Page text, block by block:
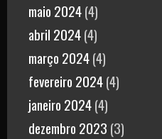
maio 2024(4)
abril 2024(4)
março 2024(4)
fevereiro 2024(4)
janeiro 2024(4)
dezembro 2023 (3)